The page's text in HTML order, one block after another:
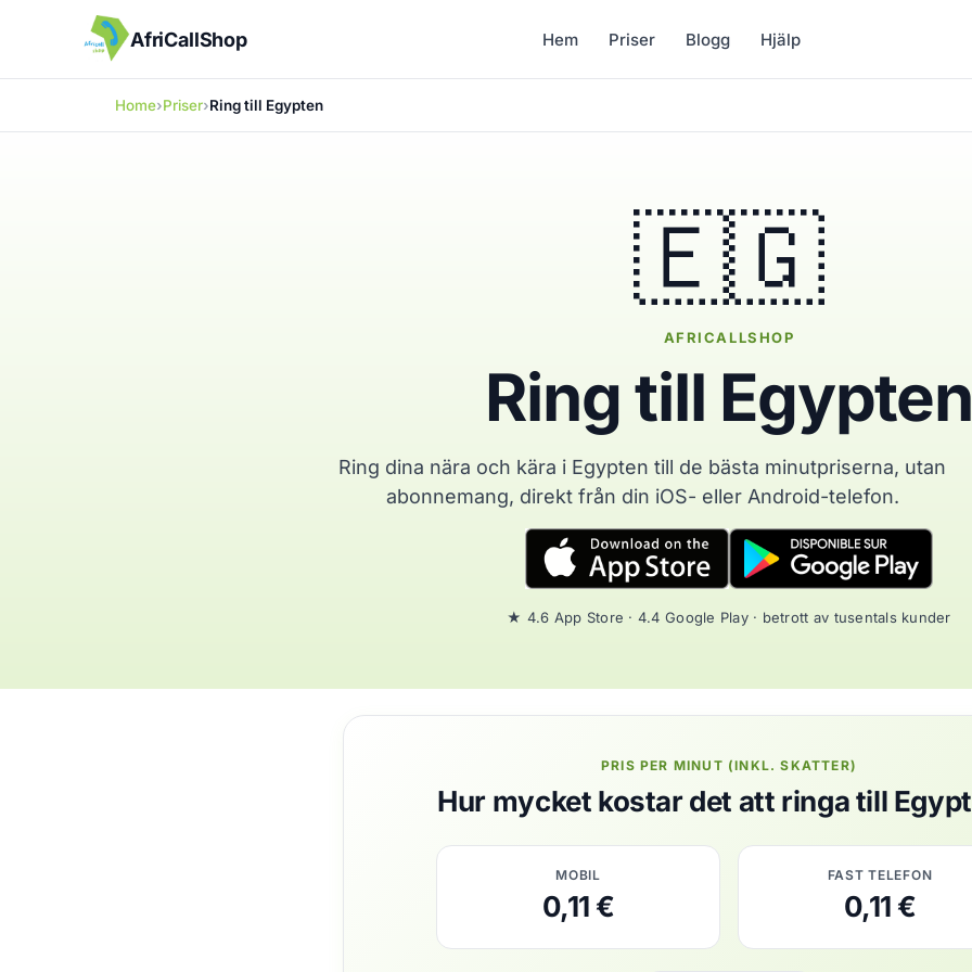
AfriCallShop Hem Priser Blogg Hjälp
Home Priser Ring till Egypten
🇪🇬
AFRICALLSHOP
Ring till Egypten
Ring dina nära och kära i Egypten till de bästa minutpriserna, utan
abonnemang, direkt från din iOS- eller Android-telefon.
★ 4.6 App Store · 4.4 Google Play · betrott av tusentals kunder
PRIS PER MINUT (INKL. SKATTER)
Hur mycket kostar det att ringa till
MOBIL
0,11 €
FAST TELEFON
0,11 €